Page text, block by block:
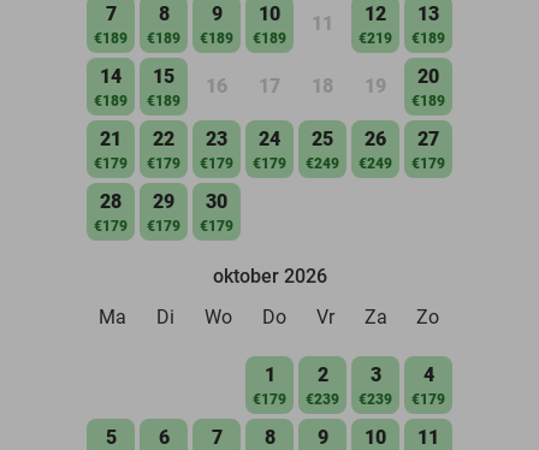
7
€189
8
€189
9
€189
10
€189
11 12
€219
13
€189
14
€189
15
€189
16 17 18 19 20
€189
21
€179
22
€179
23
€179
24
€179
25
€249
26
€249
27
€179
28
€179
29
€179
30
€179
oktober 2026
Ma
Di Wo Do Vr Za Zo
1
€179
2
€239
3
€239
4
€179
5 6 7 8 9 10 11